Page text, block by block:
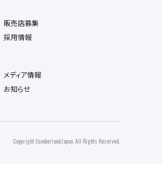
販売店募集
採用情報
メディア情報
お知らせ
Copyright Cumberland Japan. All Rights Reserved.